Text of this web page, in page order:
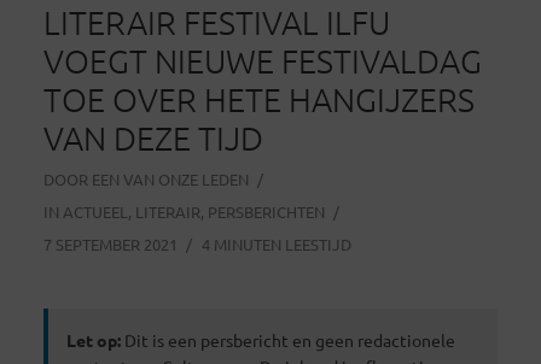
LITERAIR FESTIVAL ILFU
VOEGT NIEUWE FESTIVALDAG
TOE OVER HETE HANGIJZERS
VAN DEZE TIJD
DOOR EEN VAN ONZE LEDEN
IN ACTUEEL , LITERAIR, PERSBERICHTEN
7 SEPTEMBER 2021
4 MINUTEN LEESTIJD
Let op:Dit is een persbericht en geen redactionele